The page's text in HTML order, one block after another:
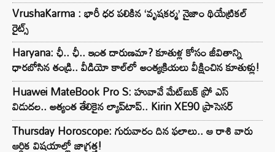
VrushaKarma : భారీ ధర పలికిన ‘వృషకర్మ’ నైజాం థియేట్రికల్
రైట్స్
Haryana: ఛీ.. ఛీ.. ఇంత దారుణమా? కూతుళ్ల కోసం జీవితాన్ని
ధారబోసిన తండ్రి.. వీడియో కాల్‌లో అంత్యక్రియలు వీక్షించిన కూతుళ్లు!
Huawei MateBook Pro S: హువావే మేట్‌బుక్ ప్రో ఎస్
విడుదల.. అత్యంత తేలికైన ల్యాప్‌టాప్.. Kirin XE90 ప్రాసెసర్
Thursday Horoscope: గురువారం దిన ఫలాలు.. ఆ రాశి వారు
ఆర్థిక విషయాల్లో జాగ్రత్త!